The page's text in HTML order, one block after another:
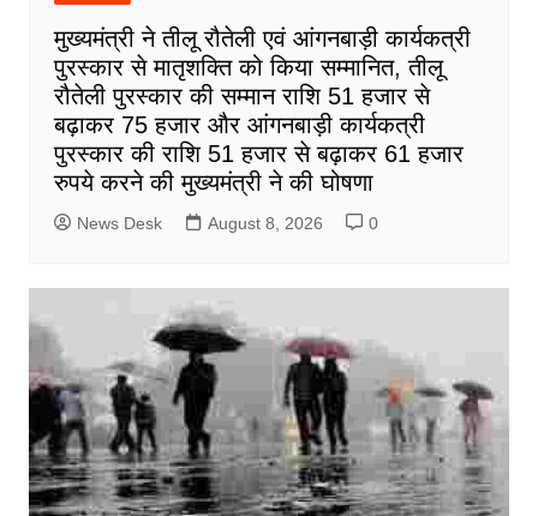
मुख्यमंत्री ने तीलू रौतेली एवं आंगनबाड़ी कार्यकत्री
पुरस्कार से मातृशक्ति को किया सम्मानित, तीलू
रौतेली पुरस्कार की सम्मान राशि 51 हजार से
बढ़ाकर 75 हजार और आंगनबाड़ी कार्यकत्री
पुरस्कार की राशि 51 हजार से बढ़ाकर 61 हजार
रुपये करने की मुख्यमंत्री ने की घोषणा
News Desk August 8, 2026 0